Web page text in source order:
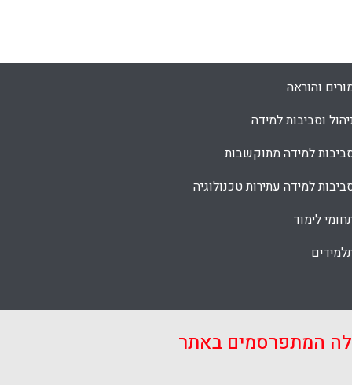
WhatsApp
Facebook
Email
X
והוראה
וסביבות למידה
למידה מתוקשבות
למידה עתירות טכנולוגיה
לימוד
המתפרסמים באתר